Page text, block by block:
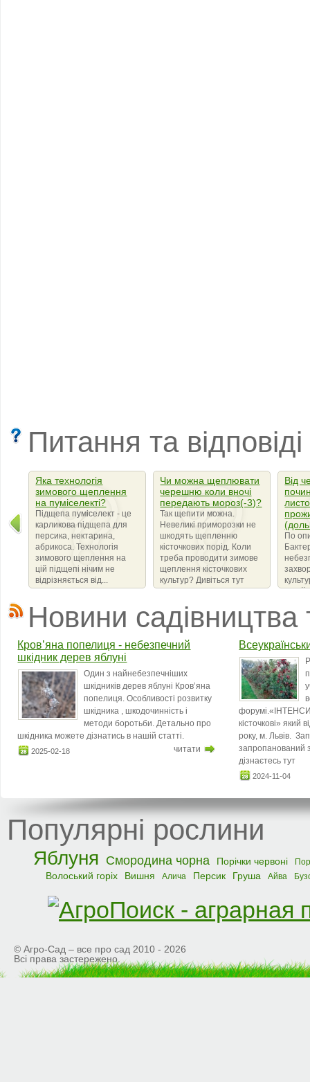
Питання та
Яка технологія
зимового щеплення
на пуміселекті?
Підщепа пуміселект - це
карликова підщепа для
персика, нектарина,
абрикоса. Технологія
зимового щеплення на
цій підщепі нічим не
відрізняється від...
Чи можна щеплювати
черешню коли вночі
передають мороз(-3)?
Так щепити можна.
Невеликі приморозки не
шкодять щепленню
кісточкових порід. Коли
треба проводити зимове
щеплення кісточкових
культур? Дивіться тут
Від
По
Новини садівництва
Кров’яна попелиця - небезпечний
шкідник дерев яблуні
Один з найнебезпечніших
шкідників дерев яблуні Кров’яна
попелиця. Особливості розвитку
шкідника , шкодочинність і
методи боротьби. Детально про
шкідника можете дізнатись в нашій статті.
2025-02-18 читати
кісточкові» який
року, м. Львів.
запропанований
дізнаєтесь тут
2024-11-04
Популярні рослини
Яблуня Смородина чорна Порічки червоні
Волоський горіх Вишня Алича Персик Груша Айва
© Агро-Сад – все про сад 2010 - 2026
Всі права застережено.